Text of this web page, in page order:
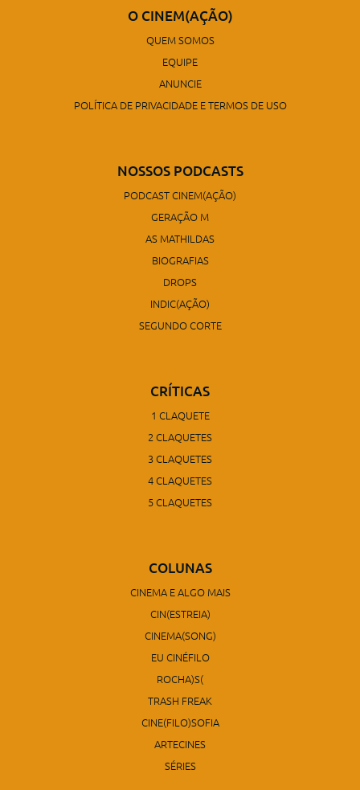
O CINEM(AÇÃO)
QUEM SOMOS
EQUIPE
ANUNCIE
POLÍTICA DE PRIVACIDADE E TERMOS DE USO
NOSSOS PODCASTS
PODCAST CINEM(AÇÃO)
GERAÇÃO M
AS MATHILDAS
BIOGRAFIAS
DROPS
INDIC(AÇÃO)
SEGUNDO CORTE
CRÍTICAS
1 CLAQUETE
2 CLAQUETES
3 CLAQUETES
4 CLAQUETES
5 CLAQUETES
COLUNAS
CINEMA E ALGO MAIS
CIN(ESTREIA)
CINEMA(SONG)
EU CINÉFILO
ROCHA)S(
TRASH FREAK
CINE(FILO)SOFIA
ARTECINES
SÉRIES